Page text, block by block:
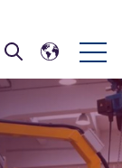
Open search